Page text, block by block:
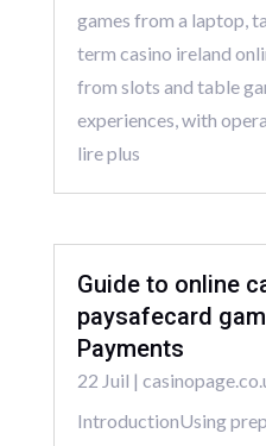
games from a laptop,
term casino ireland
from slots and table
experiences, with
lire plus
Guide to online
paysafecard
Payments
22 Juil |
IntroductionUsing